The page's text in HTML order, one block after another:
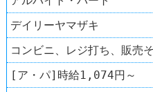
デイリーヤマザキ
コンビニ、レジ打ち、販売
[ア・パ]時給1,074円～